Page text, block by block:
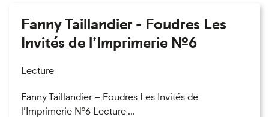
Fanny Taillandier - Foudres Les
Invités de l’Imprimerie n°6
Lecture
Fanny Taillandier – Foudres Les Invités de
l’Imprimerie n°6 Lecture ...